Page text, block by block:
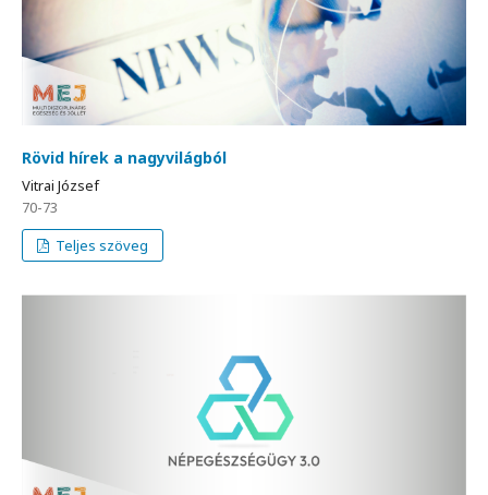
Rövid hírek a nagyvilágból
Vitrai József
70-73
Teljes szöveg